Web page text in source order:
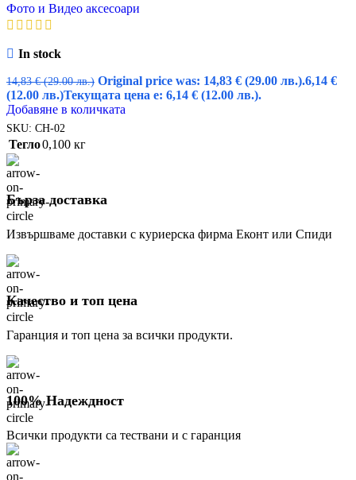
Фото и Видео аксесоари
In stock
14,83€ (29.00 лв.) Original price was: 14,83 € (29.00 лв.).6,14 €
(12.00 лв.)Текущата цена е: 6,14 € (12.00 лв.).
Добавяне в количката
SKU: CH-02
Тегло0,100 кг
Бърза доставка
Извършваме доставки с куриерска фирма Еконт или Спиди
Качество и топ цена
Гаранция и топ цена за всички продукти.
100% Надеждност
Всички продукти са тествани и с гаранция